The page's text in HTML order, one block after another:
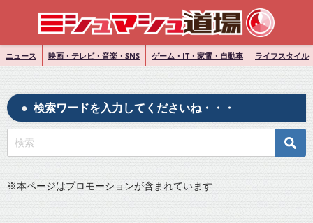
ニュース 映画・テレビ・音楽・SNS ゲーム・IT・家電・自動車 ライフスタイル
検索ワードを入力してくださいね・・・
※本ページはプロモーションが含まれています